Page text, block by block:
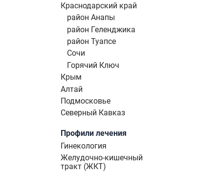
Краснодарский край
район Анапы
район Геленджика
район Туапсе
Сочи
Горячий Ключ
Крым
Алтай
Подмосковье
Северный Кавказ
Профили лечения
Гинекология
Желудочно-кишечный
тракт (ЖКТ)